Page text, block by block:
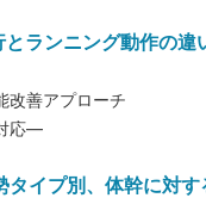
ランニング動作の違
改善アプローチ
応―
イプ別、体幹に対す